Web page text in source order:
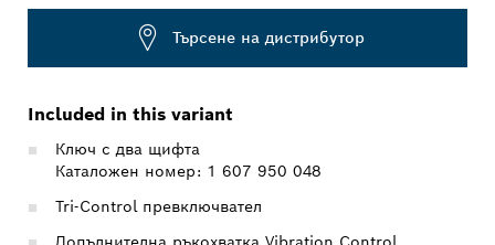
Търсене на дистрибутор
Included in this variant
Ключ с два щифта
Каталожен номер: 1 607 950 048
Tri-Control превключвател